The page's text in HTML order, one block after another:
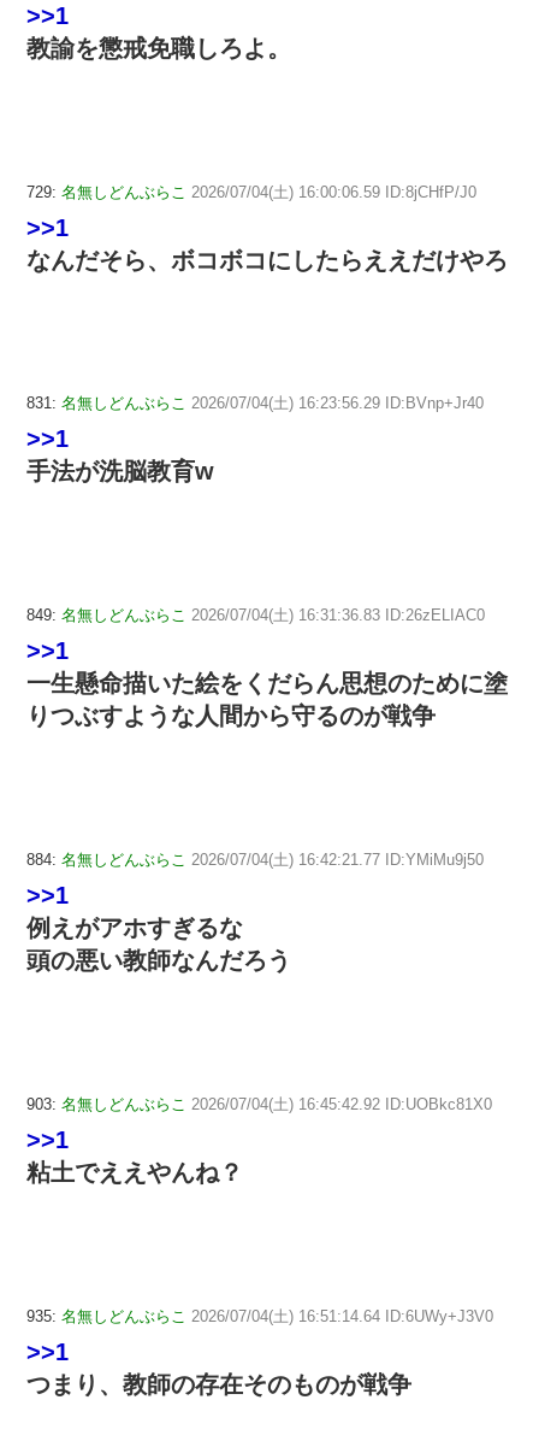
>>1
教諭を懲戒免職しろよ。
729: 名無しどんぶらこ 2026/07/04(土) 16:00:06.59 ID:8jCHfP/J0
>>1
なんだそら、ボコボコにしたらええだけやろ
831: 名無しどんぶらこ 2026/07/04(土) 16:23:56.29 ID:BVnp+Jr40
>>1
手法が洗脳教育w
849: 名無しどんぶらこ 2026/07/04(土) 16:31:36.83 ID:26zELIAC0
>>1
一生懸命描いた絵をくだらん思想のために塗
りつぶすような人間から守るのが戦争
884: 名無しどんぶらこ 2026/07/04(土) 16:42:21.77 ID:YMiMu9j50
>>1
例えがアホすぎるな
頭の悪い教師なんだろう
903: 名無しどんぶらこ 2026/07/04(土) 16:45:42.92 ID:UOBkc81X0
>>1
粘土でええやんね？
935: 名無しどんぶらこ 2026/07/04(土) 16:51:14.64 ID:6UWy+J3V0
>>1
つまり、教師の存在そのものが戦争